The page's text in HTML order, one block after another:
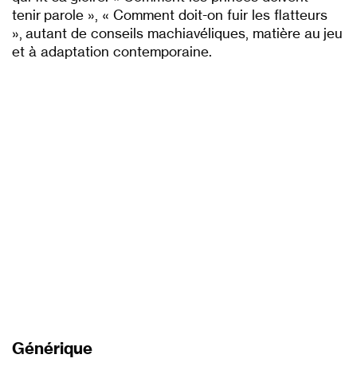
tenir parole », « Comment doit-on fuir les flatteurs
», autant de conseils machiavéliques, matière au jeu
et à adaptation contemporaine.
Générique